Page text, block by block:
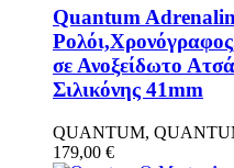
Quantum
σε Ανοξείδωτο
Σιλικόνης 41mm
QUANTUM,
179,00 €